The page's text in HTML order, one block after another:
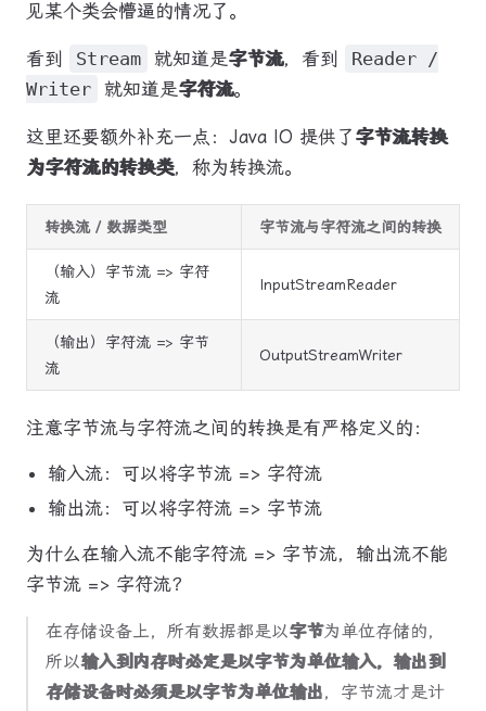
见某个类会懵逼的情况了。
看到 Stream 就知道是字节流，看到
Reader /
Writer 就知道是字符流。
这里还要额外补充一点：Java IO 提供了 字节流转换
为字符流的转换类，称为转换流。
转换流 / 数据类型 字节流与字符流之间的转换
（输入）字节流 => 字符
流
InputStreamReader
（输出）字符流 => 字节
流
OutputStreamWriter
注意字节流与字符流之间的转换是有严格定义的：
输入流：可以将字节流 => 字符流
输出流：可以将字符流 => 字节流
为什么在输入流不能字符流 => 字节流，输出流不能
字节流 => 字符流？
在存储设备上，所有数据都是以字节为单位存储的，
所以输入到内存时必定是以字节为单位输入，输出到
存储设备时必须是以字节为单位输出，字节流才是计